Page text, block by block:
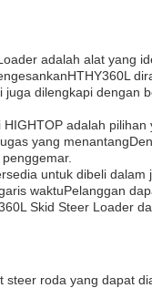
adalah alat yang
juga dilengkapi dengan
adalah
yang
untuk dibeli
waktuPelanggan
Skid Steer Loader
steer roda yang dapat